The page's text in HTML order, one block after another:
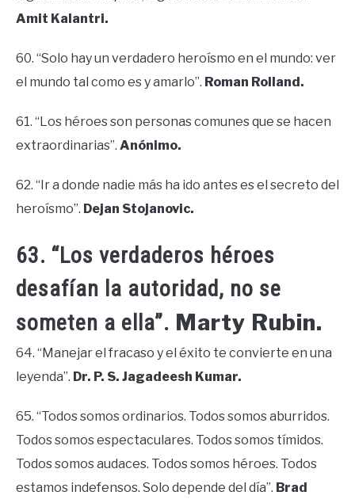
Amit Kalantri.
60. “Solo hay un verdadero heroísmo en el mundo: ver
el mundo tal como es y amarlo”. Roman Rolland.
61. “Los héroes son personas comunes que se hacen
extraordinarias”. Anónimo.
62. “Ir a donde nadie más ha ido antes es el secreto del
heroísmo”. Dejan Stojanovic.
63. “Los verdaderos héroes
desafían la autoridad, no se
someten a ella”. Marty Rubin.
64. “Manejar el fracaso y el éxito te convierte en una
leyenda”. Dr. P. S. Jagadeesh Kumar.
65. “Todos somos ordinarios. Todos somos aburridos.
Todos somos espectaculares. Todos somos tímidos.
Todos somos audaces. Todos somos héroes. Todos
estamos indefensos. Solo depende del día”. Brad